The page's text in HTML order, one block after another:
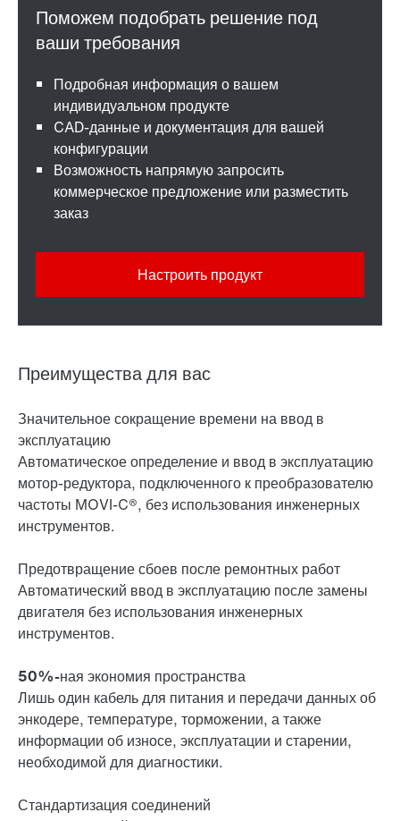
Подробная информация о вашем
индивидуальном продукте
CAD-данные и документация для вашей
конфигурации
Возможность напрямую запросить
коммерческое предложение или разместить
заказ
Настроить продукт
Преимущества для вас
Значительное сокращение времени на ввод в
эксплуатацию
Автоматическое определение и ввод в эксплуатацию
мотор-редуктора, подключенного к преобразователю
частоты MOVI-C®, без использования инженерных
инструментов.
Предотвращение сбоев после ремонтных работ
Автоматический ввод в эксплуатацию после замены
двигателя без использования инженерных
инструментов.
50%-ная экономия пространства
Лишь один кабель для питания и передачи данных об
энкодере, температуре, торможении, а также
информации об износе, эксплуатации и старении,
необходимой для диагностики.
Стандартизация соединений